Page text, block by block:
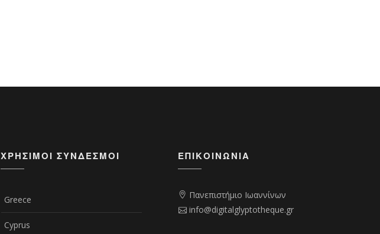
ΧΡΉΣΙΜΟΙ ΣΎΝΔΕΣΜΟΙ
Greece
Cyprus
ΕΠΙΚΟΙΝΩΝΊΑ
Πανεπιστήμιο Ιωαννίνων
info@digitalglyptotheque.gr